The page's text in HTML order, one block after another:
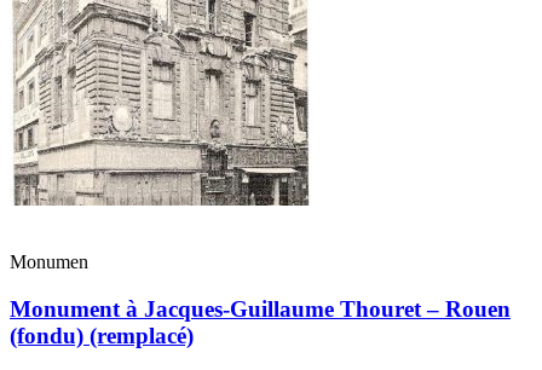
Monumen
Monument à Jacques-Guillaume Thouret – Rouen
(fondu) (remplacé)